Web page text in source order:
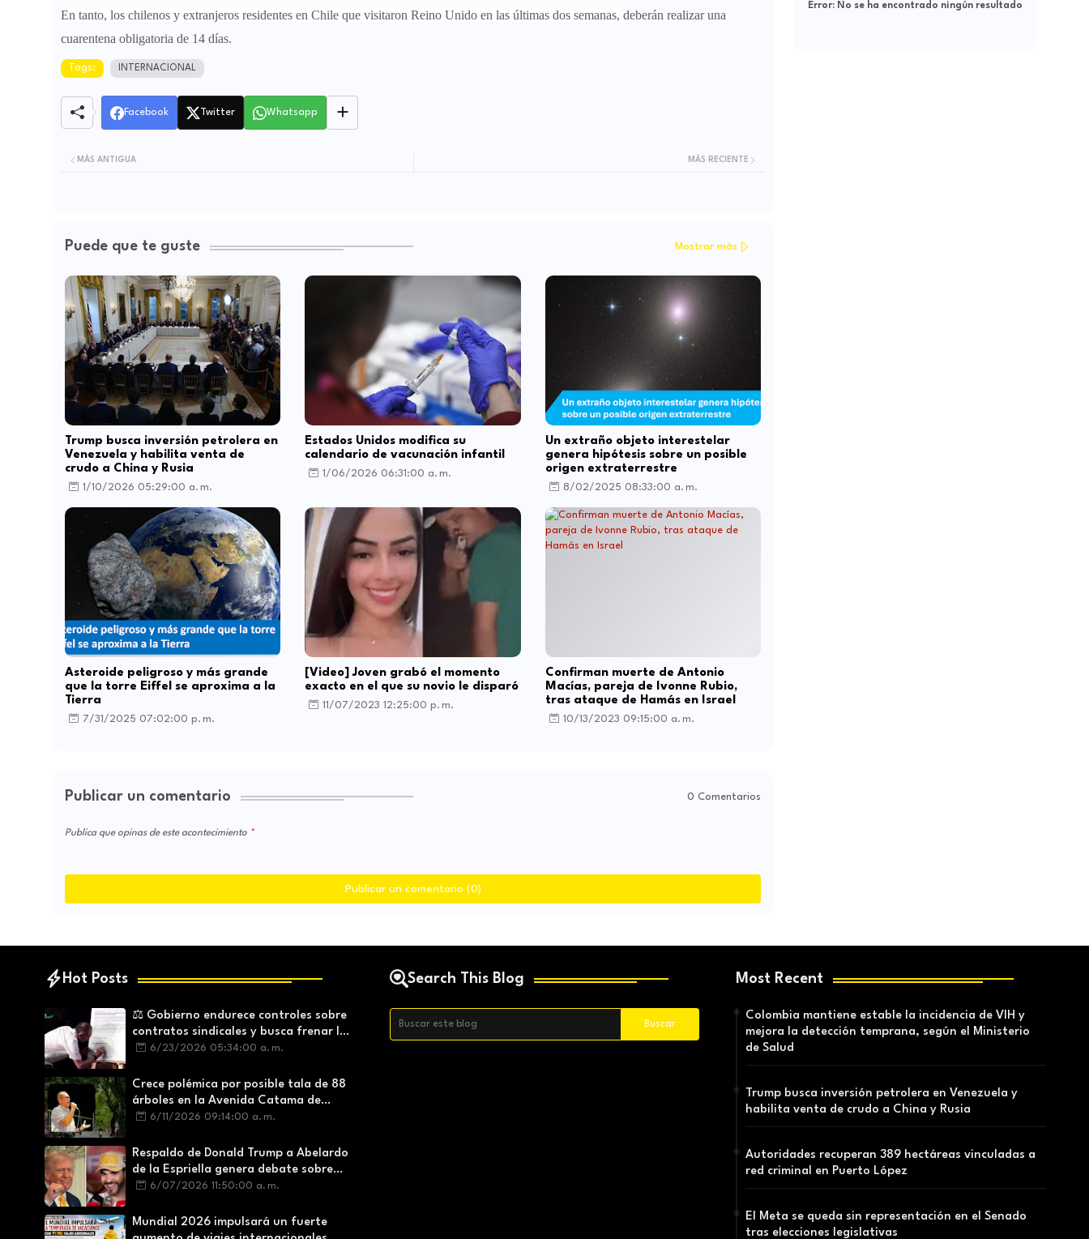
En tanto, los chilenos y extranjeros residentes en Chile que visitaron Reino Unido en las últimas dos semanas, deberán realizar una
cuarentena obligatoria de 14 días.
Tags: INTERNACIONAL
Facebook Twitter Whatsapp
MÁS RECIENTE
MÁS ANTIGUA
Puede que te guste Mostrar más
Trump busca inversión petrolera en
Venezuela y habilita venta de
crudo a China y Rusia
1/10/2026 05:29:00 a. m.
Estados Unidos modifica su
calendario de vacunación infantil
1/06/2026 06:31:00 a. m.
Un extraño objeto interestelar
genera hipótesis sobre un posible
origen extraterrestre
8/02/2025 08:33:00 a. m.
Asteroide peligroso y más grande
que la torre Eiffel se aproxima a la
Tierra
7/31/2025 07:02:00 p. m.
[Video] Joven grabó el momento
exacto en el que su novio le disparó
11/07/2023 12:25:00 p. m.
Confirman muerte de Antonio
Macías, pareja de Ivonne Rubio,
tras ataque de Hamás en Israel
10/13/2023 09:15:00 a. m.
Publicar un comentario 0 Comentarios
Publica que opinas de este acontecimiento
Publicar un comentario (0)
Error:No se ha encontrado ningún resultado
Hot Posts
⚖️ Gobierno endurece controles sobre
contratos sindicales y busca frenar la
intermediación laboral ilegal
6/23/2026 05:34:00 a. m.
Crece polémica por posible tala de 88
árboles en la Avenida Catama de
Villavicencio
6/11/2026 09:14:00 a. m.
Respaldo de Donald Trump a Abelardo
de la Espriella genera debate sobre
soberanía e influencia internacional
6/07/2026 11:50:00 a. m.
Mundial 2026 impulsará un fuerte
Search This Blog Most Recent
Colombia mantiene estable la incidencia de VIH y
mejora la detección temprana, según el Ministerio
de Salud
Trump busca inversión petrolera en Venezuela y
habilita venta de crudo a China y Rusia
Autoridades recuperan 389 hectáreas vinculadas a
red criminal en Puerto López
El Meta se queda sin representación en el Senado
tras elecciones legislativas